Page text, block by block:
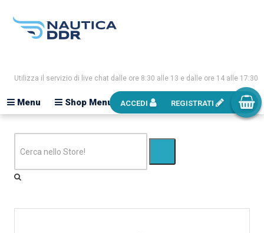
Utilizza il servizio di live chat dalle ore 8:30 alle 13 e dalle ore 14 alle 17:30
Shop Menu
Menu ACCEDI REGISTRATI